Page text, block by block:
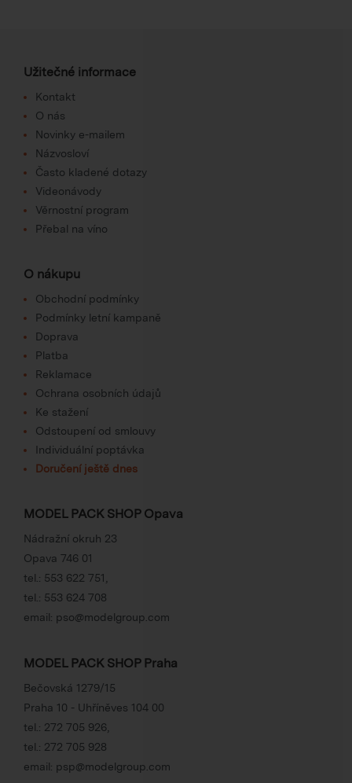
Užitečné informace
Kontakt
O nás
Novinky e-mailem
Názvosloví
Často kladené dotazy
Videonávody
Věrnostní program
Přebal na víno
O nákupu
Obchodní podmínky
Podmínky letní kampaně
Doprava
Platba
Reklamace
Ochrana osobních údajů
Ke stažení
Odstoupení od smlouvy
Individuální poptávka
Doručení ještě dnes
MODEL PACK SHOP Opava
Nádražní okruh 23
Opava 746 01
tel.: 553 622 751
tel.: 553 624 708
email: pso@modelgroup.com
MODEL PACK SHOP Praha
Bečovská 1279/15
Praha 10 - Uhříněves 104 00
tel.: 272 705 926
tel.: 272 705 928
email: psp@modelgroup.com